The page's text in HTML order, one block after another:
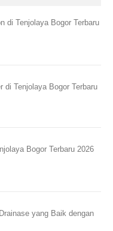
di Tenjolaya Bogor Terbaru
di Tenjolaya Bogor Terbaru
Bogor Terbaru 2026
yang Baik dengan